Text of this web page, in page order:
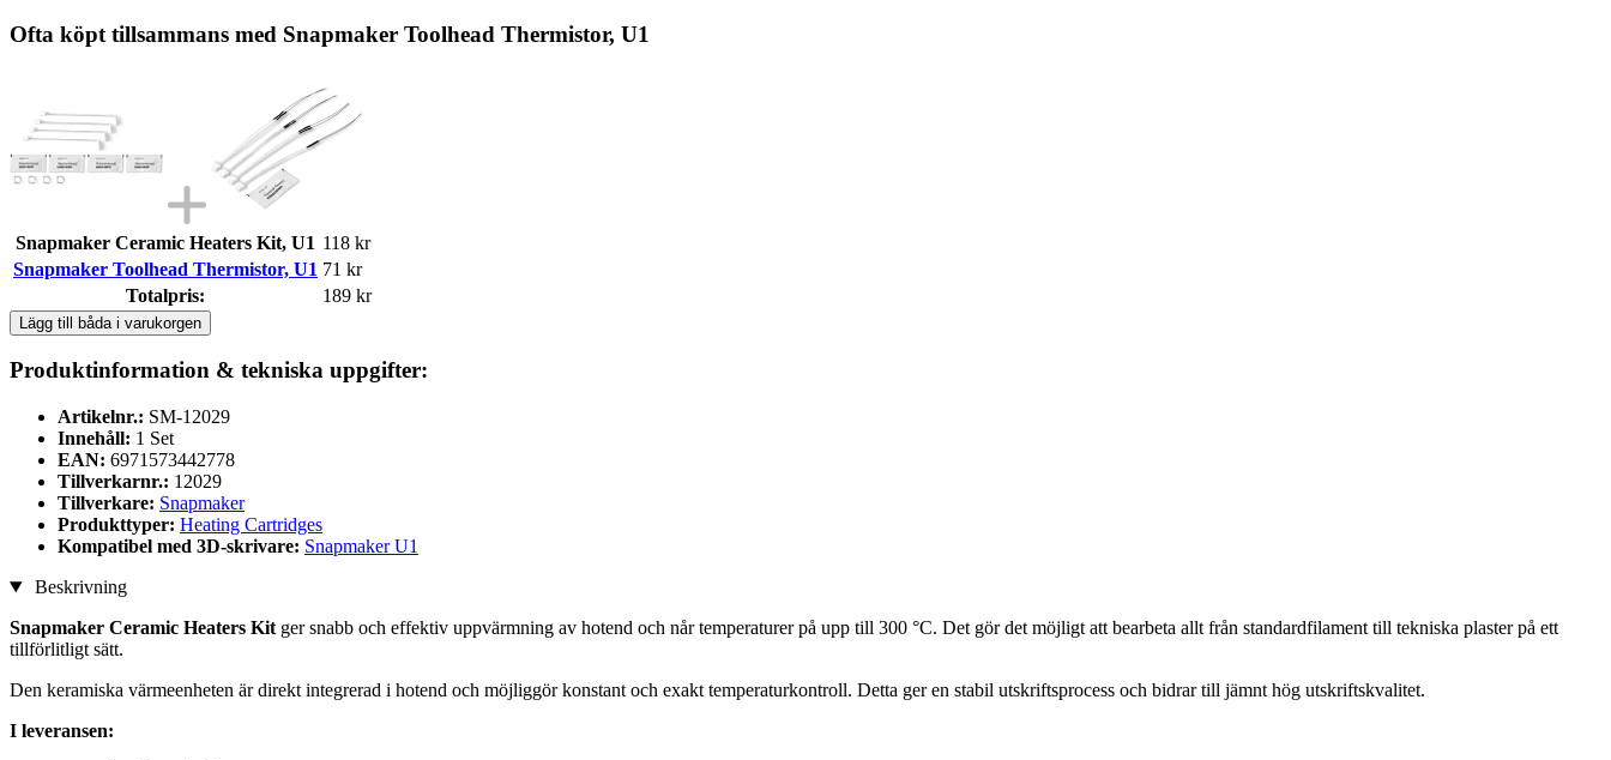
Ofta köpt tillsammans med Snapmaker Toolhead Thermistor, U1
Snapmaker Ceramic Heaters Kit, U1 118 kr
Snapmaker Toolhead Thermistor, U1 71 kr
Totalpris:
189 kr
Lägg till båda i varukorgen
Produktinformation & tekniska uppgifter:
Artikelnr.: SM-12029
Innehåll: 1 Set
EAN: 6971573442778
Tillverkarnr.: 12029
Tillverkare: Snapmaker
Produkttyper: Heating Cartridges
Kompatibel med 3D-skrivare: Snapmaker U1
Beskrivning
Snapmaker Ceramic Heaters Kit ger snabb och effektiv uppvärmning av hotend och når temperaturer på upp till 300 °C. Det gör det möjligt att bearbeta allt från standardfilament till tekniska plaster på ett
tillförlitligt sätt.
Den keramiska värmeenheten är direkt integrerad i hotend och möjliggör konstant och exakt temperaturkontroll. Detta ger en stabil utskriftsprocess och bidrar till jämnt hög utskriftskvalitet.
I leveransen: